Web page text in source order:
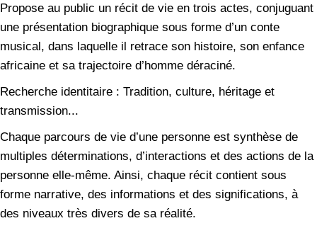
Propose au public un récit de vie en trois actes, conjuguant
une présentation biographique sous forme d’un conte
musical, dans laquelle il retrace son histoire, son enfance
africaine et sa trajectoire d’homme déraciné.
Recherche identitaire : Tradition, culture, héritage et
transmission...
Chaque parcours de vie d’une personne est synthèse de
multiples déterminations, d’interactions et des actions de la
personne elle-même. Ainsi, chaque récit contient sous
forme narrative, des informations et des significations, à
des niveaux très divers de sa réalité.